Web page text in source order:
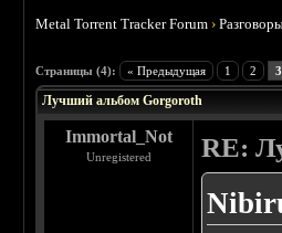
Metal Torrent Tracker Forum ›
Страницы (4): « Предыдущая 1 2 3
Лучший альбом Gorgoroth
Immortal_Not
Unregistered RE: